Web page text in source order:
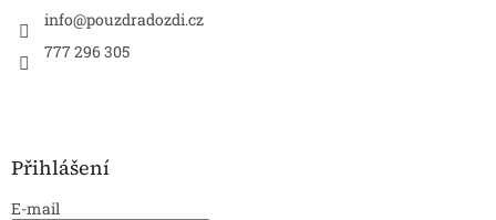
info@pouzdradozdi.cz
777 296 305
Přihlášení
E-mail